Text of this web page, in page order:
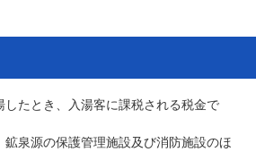
したとき、入湯客に課税される税金で
鉱泉源の保護管理施設及び消防施設のほ